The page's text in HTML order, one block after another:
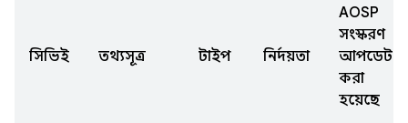
সিভিই তথ্যসূত্র টাইপ নির্দয়তা
AOSP
সংস্করণ
আপডেট
করা
হয়েছে